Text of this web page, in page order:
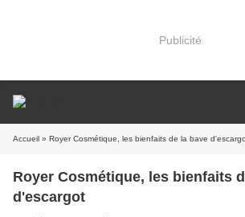
Publicité
Accueil » Royer Cosmétique, les bienfaits de la bave
Royer Cosmétique, les bienfaits
d'escargot